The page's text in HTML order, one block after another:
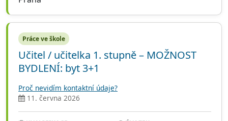
Práce ve škole
Učitel / učitelka 1. stupně – MOŽNOST
BYDLENÍ: byt 3+1
Proč nevidím kontaktní údaje?
11. června 2026